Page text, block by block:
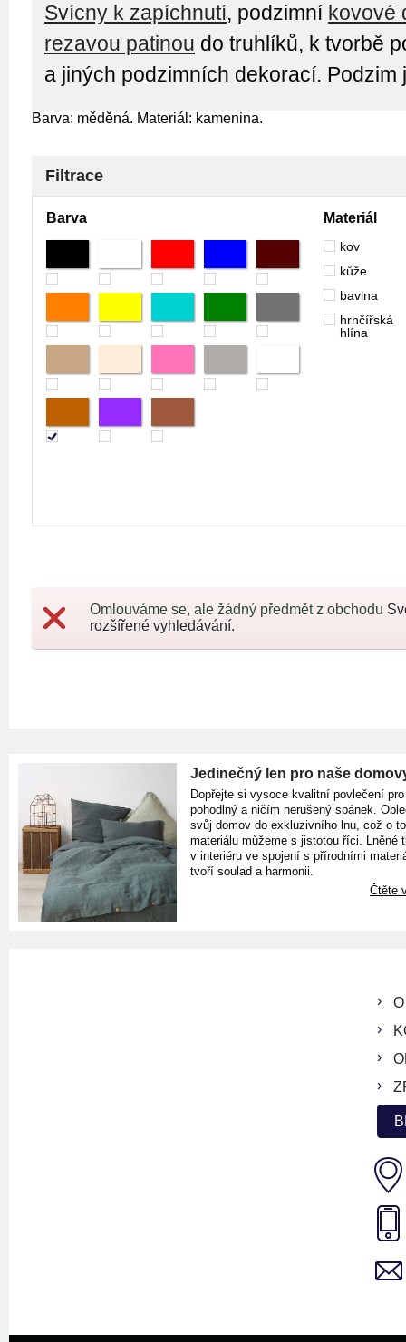
Svícny k zapíchnutí, podzimní kovové
rezavou patinou do truhlíků, k tvorbě
a jiných podzimních dekorací. Podzim
Barva: měděná. Materiál: kamenina.
Filtrace
Barva Materiál
kov
kůže
bavlna
hrnčířská
hlína
Omlouváme se, ale žádný předmět z obchodu
rozšířené vyhledávání.
Jedinečný len pro naše
Dopřejte si vysoce kvalitní povlečení pro
pohodlný a ničím nerušený spánek.
svůj domov do exkluzivního lnu, což o
materiálu můžeme s jistotou říci. Lněné
v interiéru ve spojení s přírodními
tvoří soulad a harmonii.
Čtěte